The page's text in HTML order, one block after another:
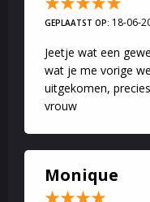
GEPLAATST OP: 18-06-
Jeetje wat een
wat je me vorige
uitgekomen,
vrouw
Monique